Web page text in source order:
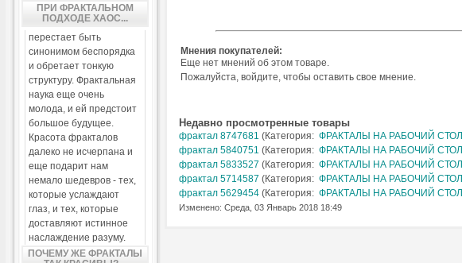
ПРИ ФРАКТАЛЬНОМ
ПОДХОДЕ ХАОС...
перестает быть
синонимом беспорядка
и обретает тонкую
структуру. Фрактальная
наука еще очень
молода, и ей предстоит
большое будущее.
Красота фракталов
далеко не исчерпана и
еще подарит нам
немало шедевров - тех,
которые услаждают
глаз, и тех, которые
доставляют истинное
наслаждение разуму.
ПОЧЕМУ ЖЕ ФРАКТАЛЫ
Мнения покупателей:
Еще нет мнений об этом товаре.
Пожалуйста, войдите, чтобы оставить свое мнение.
Недавно просмотренные товары
фрактал 8747681 (Категория: ФРАКТАЛЫ НА РАБОЧИЙ СТОЛ
фрактал 5840751 (Категория: ФРАКТАЛЫ НА РАБОЧИЙ СТОЛ
фрактал 5833527 (Категория: ФРАКТАЛЫ НА РАБОЧИЙ СТОЛ
фрактал 5714587 (Категория: ФРАКТАЛЫ НА РАБОЧИЙ СТОЛ
фрактал 5629454(Категория: ФРАКТАЛЫ НА РАБОЧИЙ СТОЛ
Изменено: Среда, 03 Январь 2018 18:49